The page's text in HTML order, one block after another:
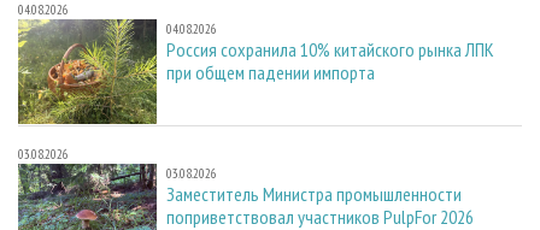
04.08.2026
04.08.2026
Россия сохранила 10% китайского рынка ЛПК
при общем падении импорта
03.08.2026
03.08.2026
Заместитель Министра промышленности
поприветствовал участников PulpFor 2026